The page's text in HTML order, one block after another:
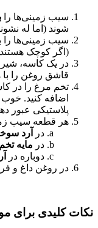
سیب زمینی‌ها را
شوند (اما له
سیب زمینی‌ها را
(اگر کوچک
قاشق روغن را
تخم مرغ را در
اضافه کنید.
پلاستیکی عبور
هر قطعه سیب
در
آرد
در مایه
دوباره در
در روغن داغ و
نکات کلیدی برای